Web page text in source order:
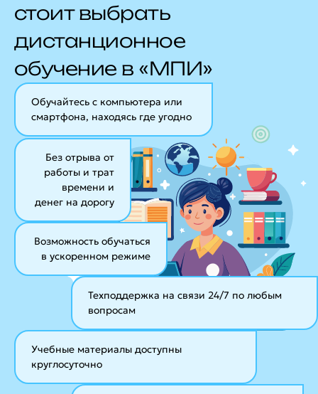
стоит выбрать
дистанционное
обучение в «МПИ»
Обучайтесь с компьютера или
смартфона, находясь где угодно
Возможность обучаться
в ускоренном режиме
Без отрыва от
работы и трат
времени и
денег на дорогу
Техподдержка на связи 24/7 по любым
вопросам
Учебные материалы доступны
круглосуточно